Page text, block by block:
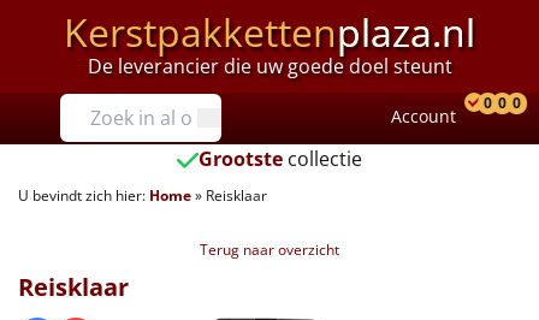
Kerstpakkettenplaza.nl
De leverancier die uw goede doel steunt
Prijzen
Tot €25
€25 tot €35
Account
0 0 0
Grootste collectie
U bevindt zich hier: Home» Reisklaar
Terug naar overzicht
Reisklaar